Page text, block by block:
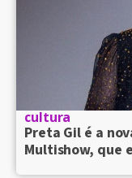
cultura
Preta Gil é a
Multishow, que